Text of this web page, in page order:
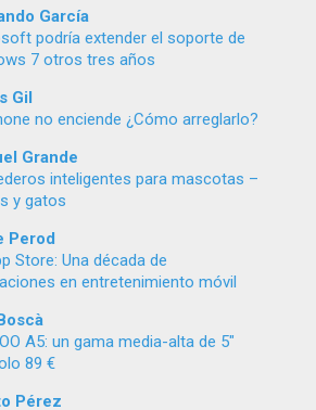
García
podría extender el soporte de
7 otros tres años
Gil
no enciende ¿Cómo arreglarlo?
Grande
inteligentes para mascotas –
y gatos
Perod
Store: Una década de
en entretenimiento móvil
A5: un gama media-alta de 5″
89 €
Pérez